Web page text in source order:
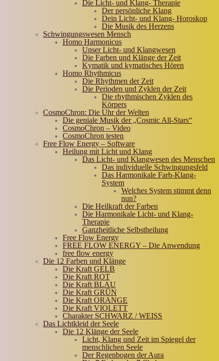
Die Licht- und Klang- Therapie
Der persönliche Klang
Dein Licht- und Klang- Horoskop
Die Musik des Herzens
Schwingungswesen Mensch
Homo Harmonicus
Unser Licht- und Klangwesen
Die Farben und Klänge der Zeit
Kymatik und kymatisches Hören
Homo Rhythmicus
Die Rhythmen der Zeit
Die Perioden und Zyklen der Zeit
Die rhythmischen Zyklen des
Körpers
CosmoChron: Die Uhr der Welten
Die geniale Musik der „Cosmic All-Stars“
CosmoChron – Video
CosmoChron testen
Free Flow Energy – Software
Heilung mit Licht und Klang
Das Licht- und Klangwesen des Menschen
Das individuelle Schwingungsfeld
Das Harmonikale Farb-Klang-
System
Welches System stimmt denn
nun?
Die Heilkraft der Farben
Die Harmonikale Licht- und Klang-
Therapie
Ganzheitliche Selbstheilung
Free Flow Energy
FREE FLOW ENERGY – Die Anwendung
free flow energy
Die 12 Farben und Klänge
Die Kraft GELB
Die Kraft ROT
Die Kraft BLAU
Die Kraft GRÜN
Die Kraft ORANGE
Die Kraft VIOLETT
Charakter SCHWARZ / WEISS
Das Lichtkleid der Seele
Die 12 Klänge der Seele
Licht, Klang und Zeit im Spiegel der
menschlichen Seele
Der Regenbogen der Aura